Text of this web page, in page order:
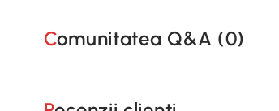
Comunitatea Q&A (0)